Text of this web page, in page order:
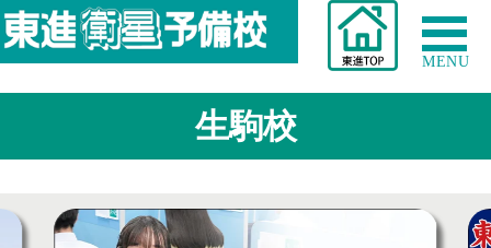
MENU
生駒校